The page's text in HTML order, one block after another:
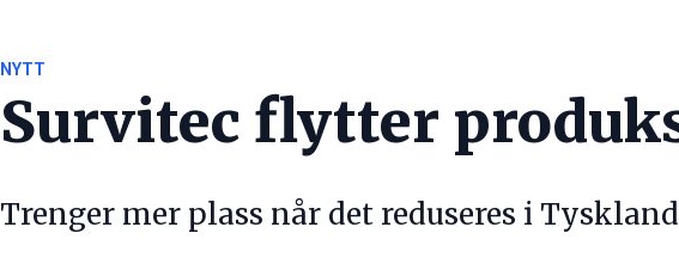
NYTT
Survitec flytter
Trenger mer plass når det reduseres i